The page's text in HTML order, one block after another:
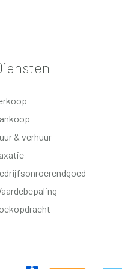
voorzien van douche, toilet en
& verhuur